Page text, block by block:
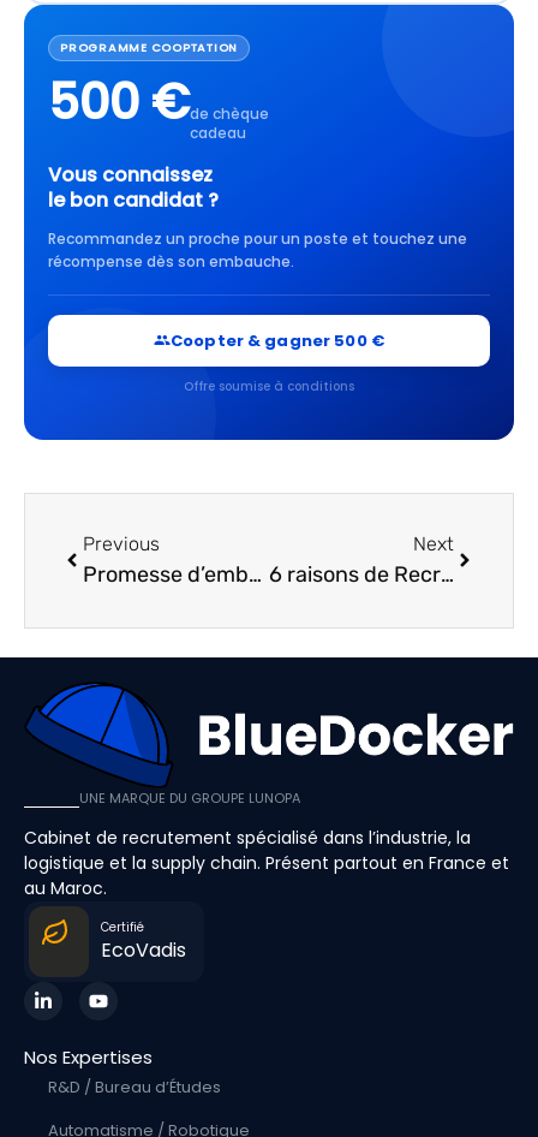
PROGRAMME COOPTATION
500 €de chèque
cadeau
Vous connaissez
le bon candidat ?
Recommandez un proche pour un poste et touchez une
récompense dès son embauche.
Coopter & gagner 500 €
Offre soumise à conditions
Previous
Promesse d’embauche : le guide ultime pour l’Industrie
Next
6 raisons de Recruter des Seniors pour votre Industrie
UNE MARQUE DU GROUPE LUNOPA
Cabinet de recrutement spécialisé dans l’industrie, la
logistique et la supply chain. Présent partout en France et
au Maroc.
Certifié
EcoVadis
Nos Expertises
R&D / Bureau d’Études
Automatisme / Robotique